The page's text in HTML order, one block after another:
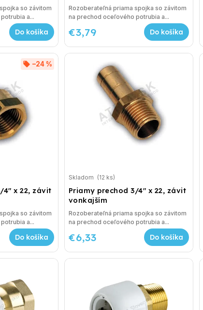
Do košíka
so závitom
a...
€3,79 Do košíka
Rozoberateľná priama spojka so závitom
na prechod oceľového potrubia a...
4" x 22, závit
–24 %
Do košíka
so závitom
a...
Priamy prechod 3/4" x 22, závit
vonkajším
Skladom (12 ks)
€6,33 Do košíka
Rozoberateľná priama spojka so závitom
na prechod oceľového potrubia a...